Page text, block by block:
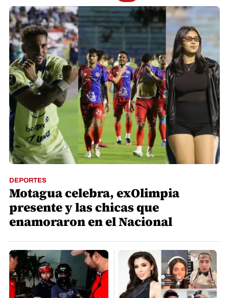
DEPORTES
Motagua celebra, exOlimpia
presente y las chicas que
enamoraron en el Nacional